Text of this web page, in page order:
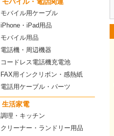
モバイル用ケーブル
iPhone・iPad用品
モバイル用品
電話機・周辺機器
コードレス電話機充電池
FAX用インクリボン・感熱紙
電話用ケーブル・パーツ
生活家電
調理・キッチン
クリーナー・ランドリー用品